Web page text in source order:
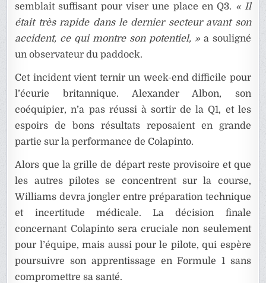
semblait suffisant pour viser une place en Q3. « Il
était très rapide dans le dernier secteur avant son
accident, ce qui montre son potentiel, » a souligné
un observateur du paddock.
Cet incident vient ternir un week-end difficile pour
l’écurie britannique. Alexander Albon, son
coéquipier, n’a pas réussi à sortir de la Q1, et les
espoirs de bons résultats reposaient en grande
partie sur la performance de Colapinto.
Alors que la grille de départ reste provisoire et que
les autres pilotes se concentrent sur la course,
Williams devra jongler entre préparation technique
et incertitude médicale. La décision finale
concernant Colapinto sera cruciale non seulement
pour l’équipe, mais aussi pour le pilote, qui espère
poursuivre son apprentissage en Formule 1 sans
compromettre sa santé.